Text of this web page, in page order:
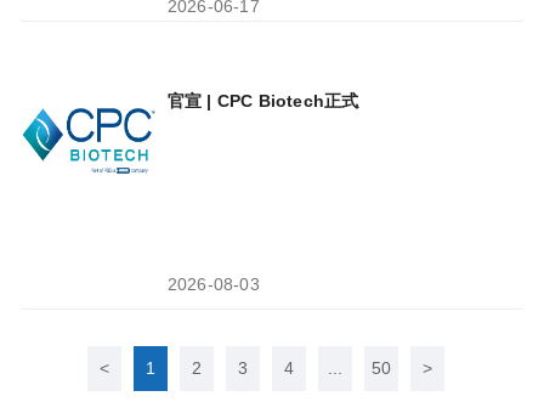
2026-06-17
官宣 | CPC Biotech正式成立：连接器+泵+传感
2026-08-03
< 1 2 3 4 50 >